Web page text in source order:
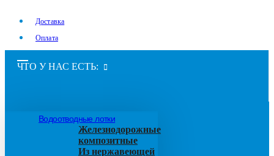
Доставка
Оплата
ЧТО У НАС ЕСТЬ:
Водоотводные лотки
Железнодорожные
композитные
Из нержавеющей